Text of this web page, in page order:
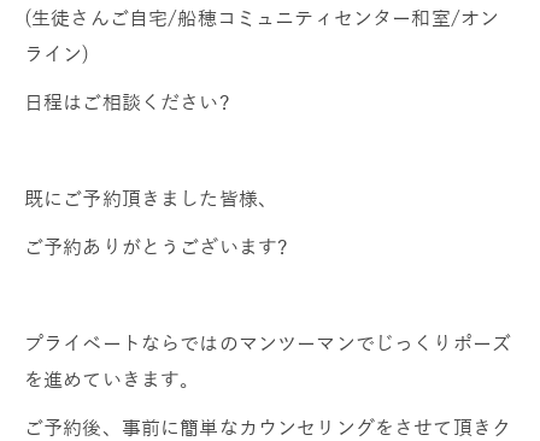
(生徒さんご自宅/船穂コミュニティセンター和室/オン
ライン)
日程はご相談ください?
既にご予約頂きました皆様、
ご予約ありがとうございます?
プライベートならではのマンツーマンでじっくりポーズ
を進めていきます。
ご予約後、事前に簡単なカウンセリングをさせて頂きク